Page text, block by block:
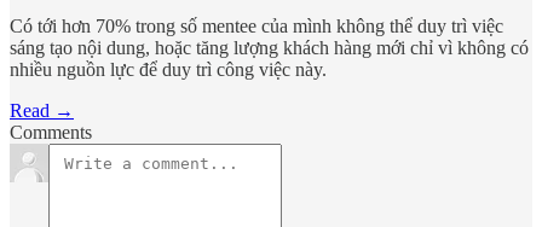
Có tới hơn 70% trong số mentee của mình không thể duy trì việc
sáng tạo nội dung, hoặc tăng lượng khách hàng mới chỉ vì không có
nhiều nguồn lực để duy trì công việc này.
Read →
Comments